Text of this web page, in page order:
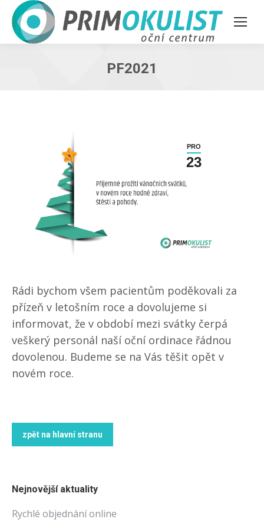
PF2021
PRO
23
Rádi bychom všem pacientům poděkovali za
přízeň v letošním roce a dovolujeme si
informovat, že v období mezi svátky čerpá
veškerý personál naší oční ordinace řádnou
dovolenou. Budeme se na Vás těšit opět v
novém roce.
zpět na hlavní stranu
Nejnovější aktuality
Rychlé objednání online